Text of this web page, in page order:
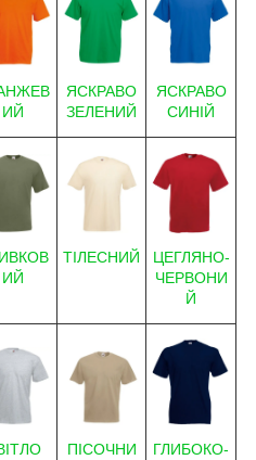
ИЙ
ЯСКРАВО
ЗЕЛЕНИЙ
ЯСКРАВО
СИНІЙ
ИЙ
ТІЛЕСНИЙ
ЦЕГЛЯНО-
ЧЕРВОНИ
Й
ПІСОЧНИ
ГЛИБОКО-